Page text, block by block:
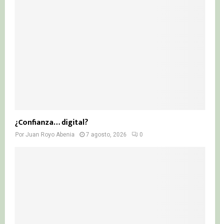
¿Confianza… digital?
Por Juan Royo Abenia 7 agosto, 2026 0